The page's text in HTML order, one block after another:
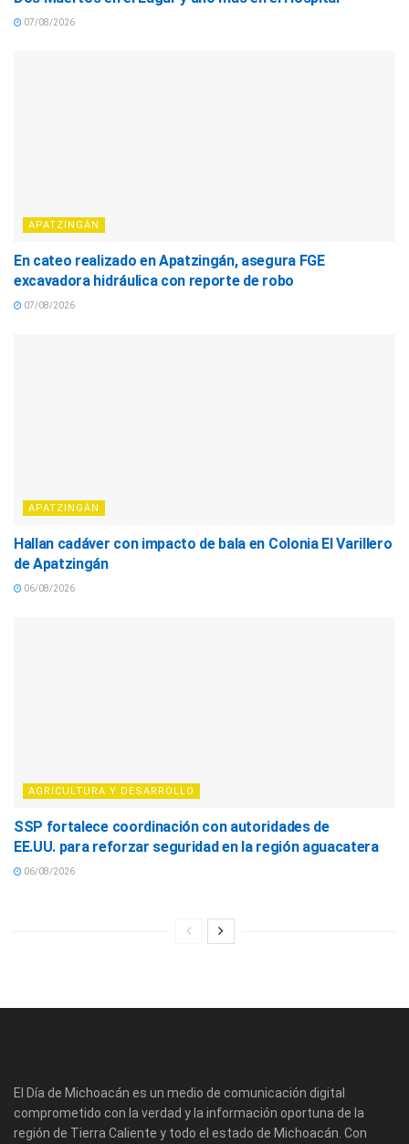
07/08/2026
APATZINGÁN
En cateo realizado en Apatzingán, asegura FGE
excavadora hidráulica con reporte de robo
07/08/2026
APATZINGÁN
Hallan cadáver con impacto de bala en Colonia El Varillero
de Apatzingán
06/08/2026
AGRICULTURA Y DESARROLLO
SSP fortalece coordinación con autoridades de
EE.UU. para reforzar seguridad en la región aguacatera
06/08/2026
El Día de Michoacán es un medio de comunicación digital
comprometido con la verdad y la información oportuna de la
región de Tierra Caliente y todo el estado de Michoacán. Con